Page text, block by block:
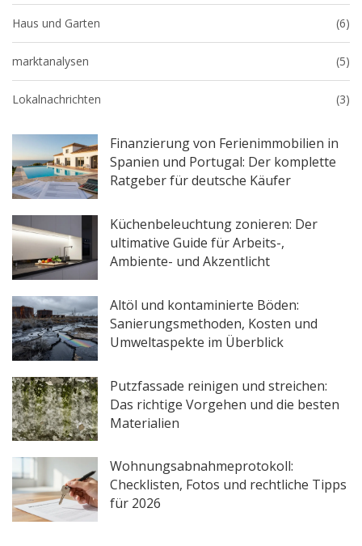
Haus und Garten (6)
marktanalysen (5)
Lokalnachrichten (3)
Finanzierung von Ferienimmobilien in
Spanien und Portugal: Der komplette
Ratgeber für deutsche Käufer
Küchenbeleuchtung zonieren: Der
ultimative Guide für Arbeits-,
Ambiente- und Akzentlicht
Altöl und kontaminierte Böden:
Sanierungsmethoden, Kosten und
Umweltaspekte im Überblick
Putzfassade reinigen und streichen:
Das richtige Vorgehen und die besten
Materialien
Wohnungsabnahmeprotokoll:
Checklisten, Fotos und rechtliche Tipps
für 2026